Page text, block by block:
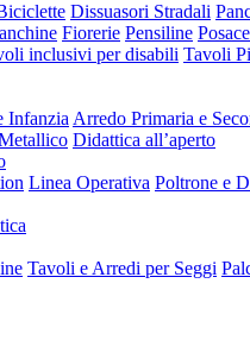
Dissuasori Stradali
Fiorerie Pensiline
inclusivi per disabili Tavoli
Infanzia Arredo Primaria e
Didattica all’aperto
Linea Operativa Poltrone e
Tavoli e Arredi per Seggi